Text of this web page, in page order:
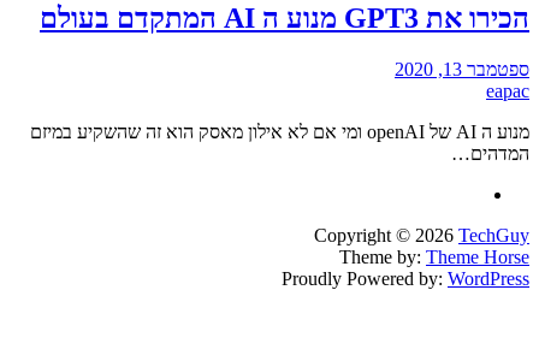
הכירו את GPT3 מנוע ה AI המתקדם בעולם
ספטמבר 13, 2020
eapac
מנוע ה AI של openAI ומי אם לא אילון מאסק הוא זה שהשקיע במיזם
המדהים…
Copyright © 2026 TechGuy
Theme by: Theme Horse
Proudly Powered by: WordPress